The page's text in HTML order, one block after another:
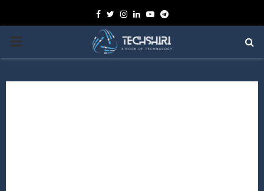
Facebook
TwitterInstagram
Linkedin
YoutubeTelegram
PRIMARY